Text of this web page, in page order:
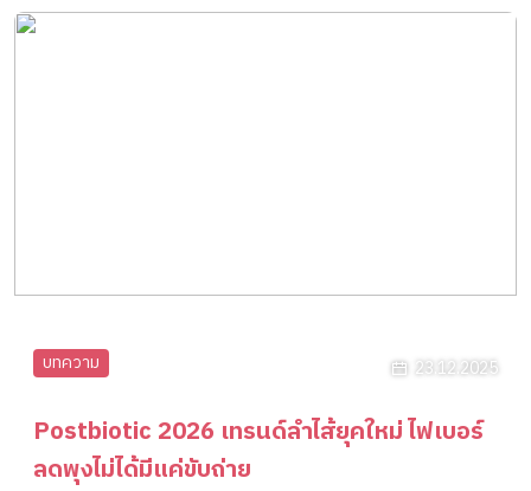
บทความ 23.12.2025
Postbiotic 2026 เทรนด์ลำไส้ยุคใหม่ ไฟเบอร์
ลดพุงไม่ได้มีแค่ขับถ่าย